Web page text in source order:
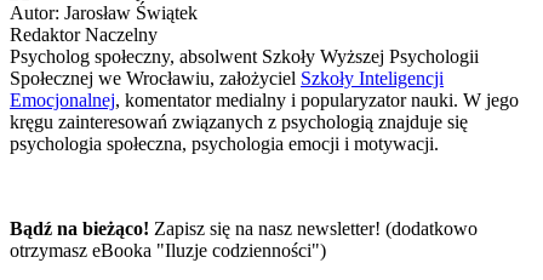
Autor: Jarosław Świątek
Redaktor Naczelny
Psycholog społeczny, absolwent Szkoły Wyższej Psychologii
Społecznej we Wrocławiu, założyciel Szkoły Inteligencji
Emocjonalnej, komentator medialny i popularyzator nauki. W jego
kręgu zainteresowań związanych z psychologią znajduje się
psychologia społeczna, psychologia emocji i motywacji.
Bądź na bieżąco! Zapisz się na nasz newsletter! (dodatkowo
otrzymasz eBooka "Iluzje codzienności")